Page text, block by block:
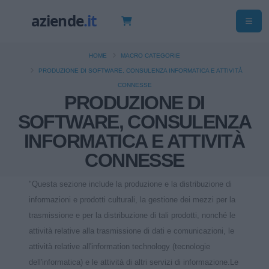
PRODUZIONE DI
SOFTWARE, CONSULENZA
INFORMATICA E ATTIVITÀ
CONNESSE
HOME MACRO CATEGORIE
PRODUZIONE DI SOFTWARE, CONSULENZA INFORMATICA E ATTIVITÀ
CONNESSE
"Questa sezione include la produzione e la distribuzione di
informazioni e prodotti culturali, la gestione dei mezzi per la
trasmissione e per la distribuzione di tali prodotti, nonché le
attività relative alla trasmissione di dati e comunicazioni, le
attività relative all'information technology (tecnologie
dell'informatica) e le attività di altri servizi di informazione.Le